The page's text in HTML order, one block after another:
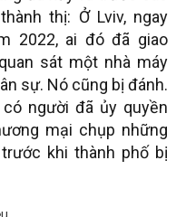
thị: Ở Lviv, ngay
2022, ai đó đã giao
sát một nhà máy
sự. Nó cũng bị đánh.
người đã ủy quyền
mại chụp những
khi thành phố bị